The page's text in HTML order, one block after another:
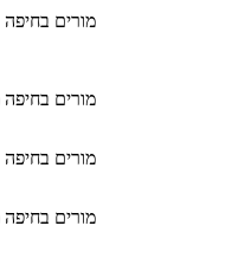
מורים
מורים
מורים בחיפה
מורים בחיפה